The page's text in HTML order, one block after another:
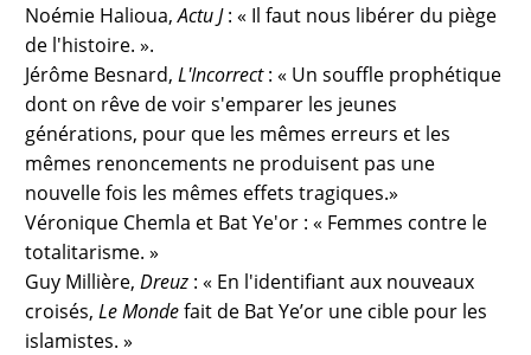
Noémie Halioua,Actu J: « Il faut nous libérer du piège
de l'histoire. ».
Jérôme Besnard,L'Incorrect: « Un souffle prophétique
dont on rêve de voir s'emparer les jeunes
générations, pour que les mêmes erreurs et les
mêmes renoncements ne produisent pas une
nouvelle fois les mêmes effets tragiques.»
Véronique Chemla et Bat Ye'or : « Femmes contre le
totalitarisme. »
Guy Millière,Dreuz : « En l'identifiant aux nouveaux
croisés,Le Mondefait de Bat Ye’or une cible pour les
islamistes. »